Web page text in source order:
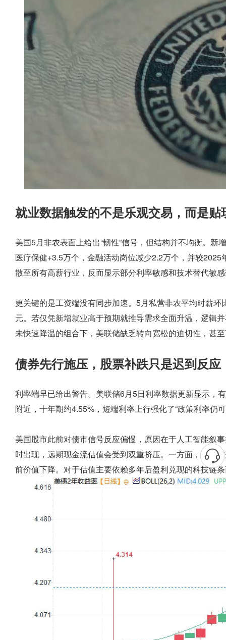
就业数据触发的不是乐观交易，而是贴
美国5月非农表面上给出“韧性”信号，但结构并不均衡。
医疗保健+3.5万个，金融活动岗位减少2.2万个，并较
散至所有高薪行业，反而显示部分利率敏感和技术替代敏
更关键的是工资端没有同步加速。5月私营非农平均时薪
元。若仅凭新增就业高于预期就推导需求全面升温，逻辑
未快速降温的组合下，美联储缺乏转向宽松的迫切性，甚
债券先行施压，股票补跌只是迟到反应
利率端早已给出警告。美联储6月5日利率数据更新显示，
附近，十年期约4.55%，短端利率上行强化了“政策利率仍
美国股市此前对债市信号反应偏慢，原因在于人工智能叙
时出现，远期现金流估值会受到双重挤压。一方面，高资
前价值下降。对于估值主要依赖多年后盈利兑现的科技链